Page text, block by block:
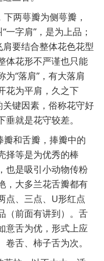
两萼瓣为侧萼瓣，
一字肩”，是为上品；
肩要结合整体花色花型
体花形不严谨也只能
“落肩”，有大落肩
花为平肩，久之下
关键因素，俗称花守好
就是花守较差。
瓣和舌瓣，捧瓣中的
择等是为优秀的棒
也是吸引小动物传粉
，大多兰花舌瓣都有
点、三点、U形红点
（前面有讲到）。舌
意舌为优，形式上应
舌、柿子舌为次。